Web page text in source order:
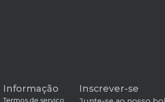
Informação
Termos de serviço
Inscrever-se